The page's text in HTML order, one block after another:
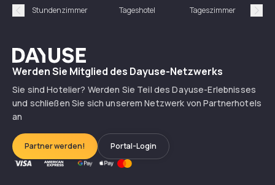
Précédent
Stundenzimmer Tageshotel Tageszimmer
Dayuse
Werden Sie Mitglied des Dayuse-Netzwerks
Sie sind Hotelier? Werden Sie Teil des Dayuse-Erlebnisses
und schließen Sie sich unserem Netzwerk von Partnerhotels
an
Partner werden! Portal-Login